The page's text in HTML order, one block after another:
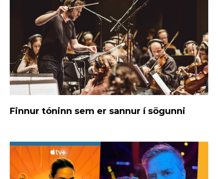
Finnur tóninn sem er sannur í sögunni